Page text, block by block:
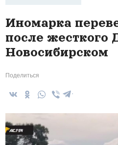
Иномарка
после жесткого
Новосибирском
Поделиться